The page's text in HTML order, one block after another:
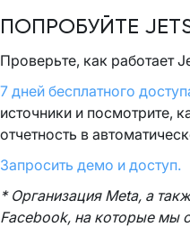
ПОПРОБУЙТЕ
Проверьте, как работает
7 дней бесплатного
источники и посмотрите,
отчетность в
Запросить демо и доступ.
* Организация Meta, а
Facebook, на которые мы